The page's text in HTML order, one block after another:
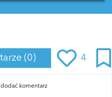
(0) 4
komentarz